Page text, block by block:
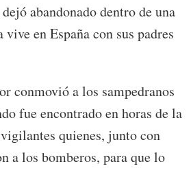
abandonado dentro de una
en España con sus padres
conmovió a los sampedranos
fue encontrado en horas de la
quienes, junto con
a los bomberos, para que lo